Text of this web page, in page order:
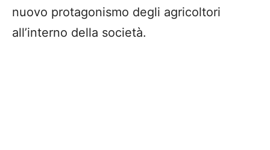
nuovo protagonismo degli agricoltori
all’interno della società.